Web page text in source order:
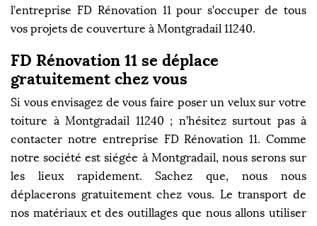
l’entreprise FD Rénovation 11 pour s’occuper de tous
vos projets de couverture à Montgradail 11240.
FD Rénovation 11 se déplace
gratuitement chez vous
Si vous envisagez de vous faire poser un velux sur votre
toiture à Montgradail 11240 ; n’hésitez surtout pas à
contacter notre entreprise FD Rénovation 11. Comme
notre société est siégée à Montgradail, nous serons sur
les lieux rapidement. Sachez que, nous nous
déplacerons gratuitement chez vous. Le transport de
nos matériaux et des outillages que nous allons utiliser